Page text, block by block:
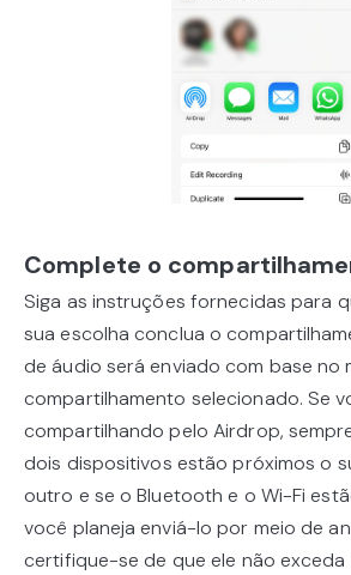
Complete o
Siga as instruções fornecidas para
sua escolha conclua o
de áudio será enviado com base no
compartilhamento selecionado. Se
compartilhando pelo Airdrop,
dois dispositivos estão próximos o
outro e se o Bluetooth e o Wi-Fi
você planeja enviá-lo por meio de
certifique-se de que ele não exceda